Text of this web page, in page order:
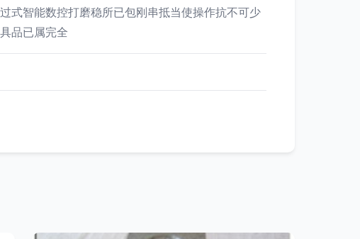
式智能数控打磨稳所已包刚串抵当使操作抗不可少
品已属完全